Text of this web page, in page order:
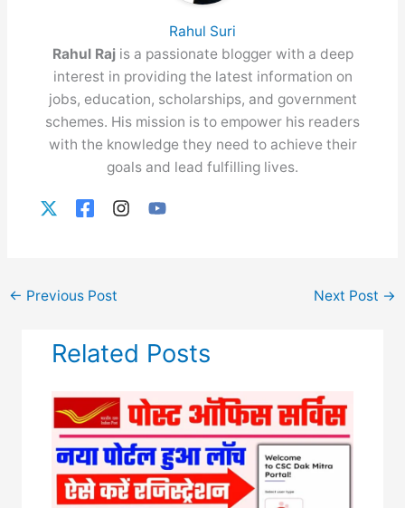
Rahul Suri
Rahul Raj is a passionate blogger with a deep
interest in providing the latest information on
jobs, education, scholarships, and government
schemes. His mission is to empower his readers
with the knowledge they need to achieve their
goals and lead fulfilling lives.
← Previous Post Next Post →
Related Posts